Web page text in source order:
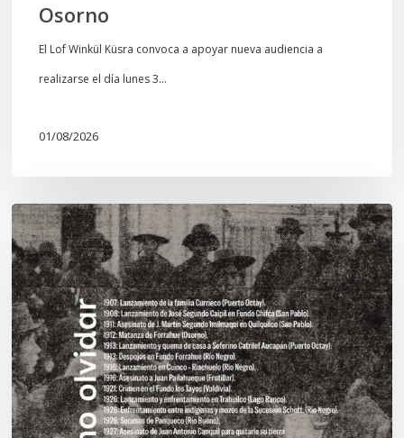
Osorno
El Lof Winkül Küsra convoca a apoyar nueva audiencia a
realizarse el día lunes 3…
01/08/2026
Chawrakawin:
Palimpsesto
explora
a
través
del
arte
las